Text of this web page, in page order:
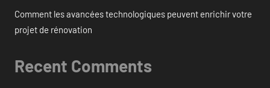
Comment les avancées technologiques peuvent enrichir votre
projet de rénovation
Recent Comments